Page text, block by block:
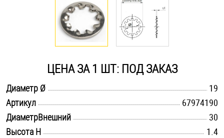
Саморезы и шурупы
Стопорные кольца
Такелаж
Хомуты
ЦЕНА ЗА 1 ШТ: ПОД ЗАКАЗ
Диаметр Ø
19
Артикул
67974190
ДиаметрВнешний
30
Высота H
1.4